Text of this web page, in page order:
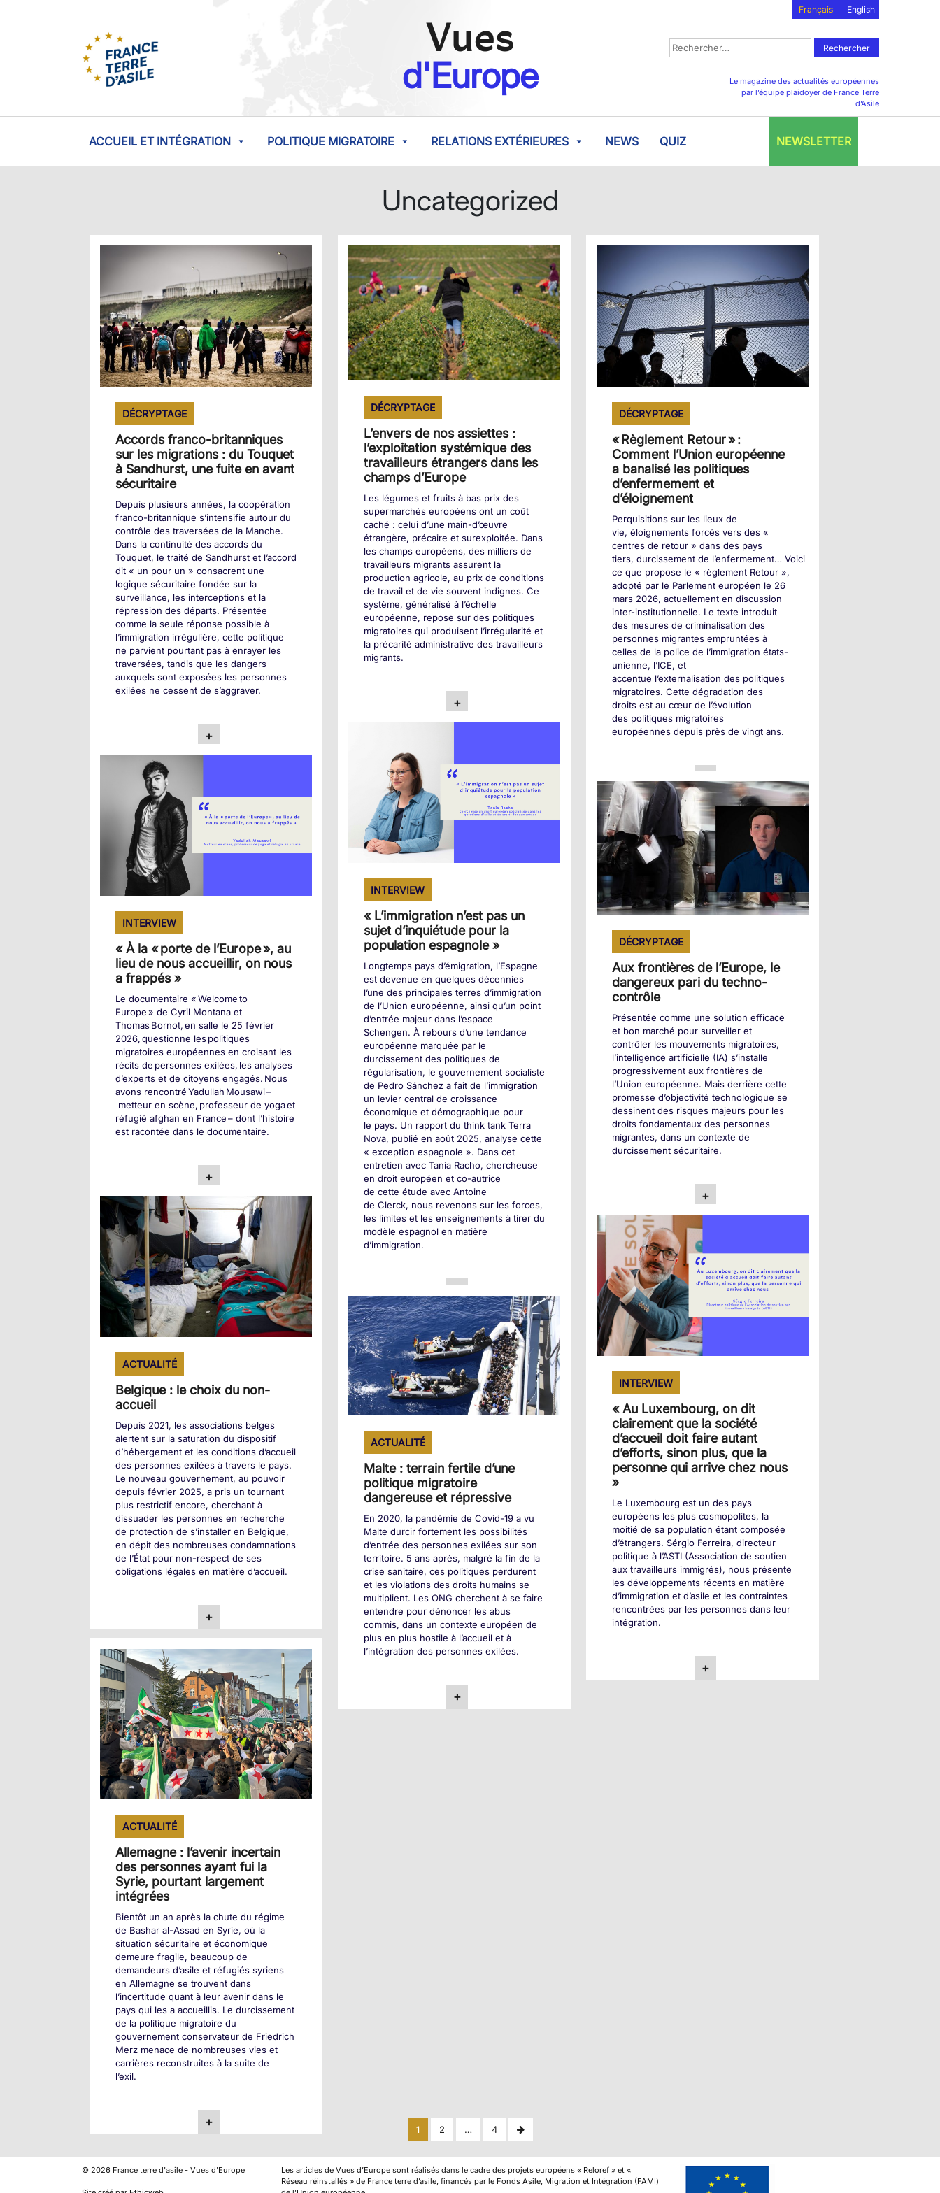
Français English
Vues
d'Europe
Rechercher :
Le magazine des actualités européennes
par l’équipe plaidoyer de France Terre
d’Asile
ACCUEIL ET INTÉGRATION POLITIQUE MIGRATOIRE RELATIONS EXTÉRIEURES NEWS QUIZ NEWSLETTER
Uncategorized
DÉCRYPTAGE
Accords franco-britanniques
sur les migrations : du Touquet
à Sandhurst, une fuite en avant
sécuritaire
Depuis plusieurs années, la coopération
franco-britannique s’intensifie autour du
contrôle des traversées de la Manche.
Dans la continuité des accords du
Touquet, le traité de Sandhurst et l’accord
dit « un pour un » consacrent une
logique sécuritaire fondée sur la
surveillance, les interceptions et la
répression des départs. Présentée
comme la seule réponse possible à
l’immigration irrégulière, cette politique
ne parvient pourtant pas à enrayer les
traversées, tandis que les dangers
auxquels sont exposées les personnes
exilées ne cessent de s’aggraver.
+
DÉCRYPTAGE
L’envers de nos assiettes :
l’exploitation systémique des
travailleurs étrangers dans les
champs d’Europe
Les légumes et fruits à bas prix des
supermarchés européens ont un coût
caché : celui d’une main-d’œuvre
étrangère, précaire et surexploitée. Dans
les champs européens, des milliers de
travailleurs migrants assurent la
production agricole, au prix de conditions
de travail et de vie souvent indignes. Ce
système, généralisé à l’échelle
européenne, repose sur des politiques
migratoires qui produisent l’irrégularité et
la précarité administrative des travailleurs
migrants.
+
DÉCRYPTAGE
« Règlement Retour » :
Comment l’Union européenne
a banalisé les politiques
d’enfermement et
d’éloignement
Perquisitions sur les lieux de
vie, éloignements forcés vers des «
centres de retour » dans des pays
tiers, durcissement de l’enfermement… Voici
ce que propose le « règlement Retour »,
adopté par le Parlement européen le 26
mars 2026, actuellement en discussion
inter-institutionnelle. Le texte introduit
des mesures de criminalisation des
personnes migrantes empruntées à
celles de la police de l’immigration états-
unienne, l’ICE, et
accentue l’externalisation des politiques
migratoires. Cette dégradation des
droits est au cœur de l’évolution
des politiques migratoires
européennes depuis près de vingt ans.
INTERVIEW
« L’immigration n’est pas un
sujet d’inquiétude pour la
population espagnole »
Longtemps pays d’émigration, l’Espagne
est devenue en quelques décennies
l’une des principales terres d’immigration
de l’Union européenne, ainsi qu’un point
d’entrée majeur dans l’espace
Schengen. À rebours d’une tendance
européenne marquée par le
durcissement des politiques de
régularisation, le gouvernement socialiste
de Pedro Sánchez a fait de l’immigration
un levier central de croissance
économique et démographique pour
le pays. Un rapport du think tank Terra
Nova, publié en août 2025, analyse cette
« exception espagnole ». Dans cet
entretien avec Tania Racho, chercheuse
en droit européen et co-autrice
de cette étude avec Antoine
de Clerck, nous revenons sur les forces,
les limites et les enseignements à tirer du
modèle espagnol en matière
d’immigration.
+
INTERVIEW
« À la « porte de l’Europe », au
lieu de nous accueillir, on nous
a frappés »
Le documentaire « Welcome to
Europe » de Cyril Montana et
Thomas Bornot, en salle le 25 février
2026, questionne les politiques
migratoires européennes en croisant les
récits de personnes exilées, les analyses
d’experts et de citoyens engagés. Nous
avons rencontré Yadullah Mousawi –
metteur en scène, professeur de yoga et
réfugié afghan en France – dont l’histoire
est racontée dans le documentaire.
+
DÉCRYPTAGE
Aux frontières de l’Europe, le
dangereux pari du techno-
contrôle
Présentée comme une solution efficace
et bon marché pour surveiller et
contrôler les mouvements migratoires,
l’intelligence artificielle (IA) s’installe
progressivement aux frontières de
l’Union européenne. Mais derrière cette
promesse d’objectivité technologique se
dessinent des risques majeurs pour les
droits fondamentaux des personnes
migrantes, dans un contexte de
durcissement sécuritaire.
+
ACTUALITÉ
Belgique : le choix du non-
accueil
Depuis 2021, les associations belges
alertent sur la saturation du dispositif
d’hébergement et les conditions d’accueil
des personnes exilées à travers le pays.
Le nouveau gouvernement, au pouvoir
depuis février 2025, a pris un tournant
plus restrictif encore, cherchant à
dissuader les personnes en recherche
de protection de s’installer en Belgique,
en dépit des nombreuses condamnations
de l’État pour non-respect de ses
obligations légales en matière d’accueil.
+
INTERVIEW
« Au Luxembourg, on dit
clairement que la société
d’accueil doit faire autant
d’efforts, sinon plus, que la
personne qui arrive chez nous
»
Le Luxembourg est un des pays
européens les plus cosmopolites, la
moitié de sa population étant composée
d’étrangers. Sérgio Ferreira, directeur
politique à l’ASTI (Association de soutien
aux travailleurs immigrés), nous présente
les développements récents en matière
d’immigration et d’asile et les contraintes
rencontrées par les personnes dans leur
intégration.
+
ACTUALITÉ
Malte : terrain fertile d’une
politique migratoire
dangereuse et répressive
En 2020, la pandémie de Covid-19 a vu
Malte durcir fortement les possibilités
d’entrée des personnes exilées sur son
territoire. 5 ans après, malgré la fin de la
crise sanitaire, ces politiques perdurent
et les violations des droits humains se
multiplient. Les ONG cherchent à se faire
entendre pour dénoncer les abus
commis, dans un contexte européen de
plus en plus hostile à l’accueil et à
l’intégration des personnes exilées.
+
ACTUALITÉ
Allemagne : l’avenir incertain
des personnes ayant fui la
Syrie, pourtant largement
intégrées
Bientôt un an après la chute du régime
de Bashar al-Assad en Syrie, où la
situation sécuritaire et économique
demeure fragile, beaucoup de
demandeurs d’asile et réfugiés syriens
en Allemagne se trouvent dans
l’incertitude quant à leur avenir dans le
pays qui les a accueillis. Le durcissement
de la politique migratoire du
gouvernement conservateur de Friedrich
Merz menace de nombreuses vies et
carrières reconstruites à la suite de
l’exil.
+
Pagination
des
1 2 … 4
Next
Page
© 2026 France terre d'asile - Vues d'Europe
Les articles de Vues d’Europe sont réalisés dans le cadre des projets européens « Reloref » et «
Réseau réinstallés » de France terre d’asile, financés par le Fonds Asile, Migration et Intégration (FAMI)